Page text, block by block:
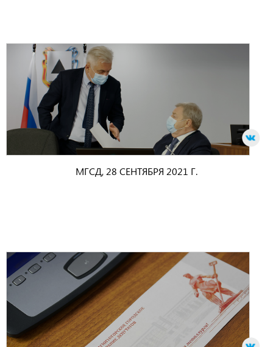
МГСД, 28 СЕНТЯБРЯ 2021 Г.